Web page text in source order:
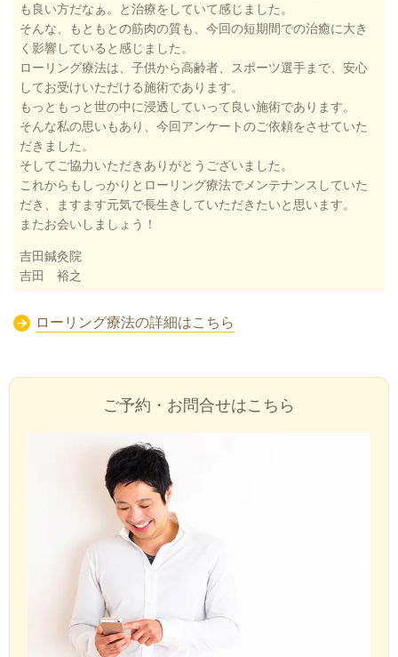
も良い方だなぁ。と治療をしていて感じました。
そんな、もともとの筋肉の質も、今回の短期間での治癒に大き
く影響していると感じました。
ローリング療法は、子供から高齢者、スポーツ選手まで、安心
してお受けいただける施術であります。
もっともっと世の中に浸透していって良い施術であります。
そんな私の思いもあり、今回アンケートのご依頼をさせていた
だきました。
そしてご協力いただきありがとうございました。
これからもしっかりとローリング療法でメンテナンスしていた
だき、ますます元気で長生きしていただきたいと思います。
またお会いしましょう！
吉田鍼灸院
吉田 裕之
ローリング療法の詳細はこちら
ご予約・お問合せはこちら